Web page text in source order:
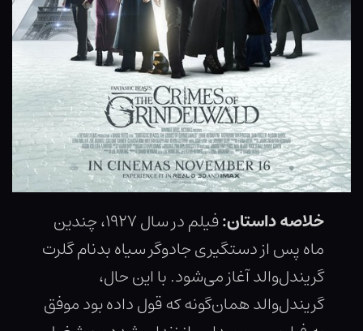
خلاصه داستان:
فیلم در سال ۱۹۲۷، چندین
ماه پس از دستگیری جادوگر سیاه بدنام گلرت
گریندل‌والد آغاز می‌شود. با این حال،
گریندل‌والد همان‌گونه که قول داده بود موفق